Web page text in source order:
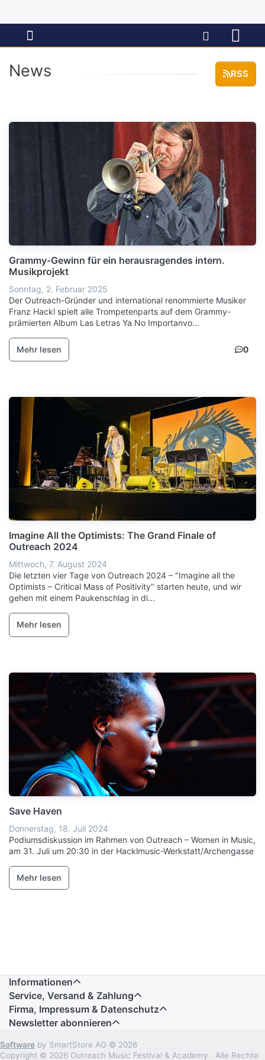
News RSS
Grammy-Gewinn für ein herausragendes intern.
Musikprojekt
Sonntag, 2. Februar 2025
Der Outreach-Gründer und international renommierte Musiker
Franz Hackl spielt alle Trompetenparts auf dem Grammy-
prämierten Album Las Letras Ya No Importanvo...
Mehr lesen 0
Imagine All the Optimists: The Grand Finale of
Outreach 2024
Mittwoch, 7. August 2024
Die letzten vier Tage von Outreach 2024 – "Imagine all the
Optimists – Critical Mass of Positivity" starten heute, und wir
gehen mit einem Paukenschlag in di...
Mehr lesen
Save Haven
Donnerstag, 18. Juli 2024
Podiumsdiskussion im Rahmen von Outreach – Women in Music,
am 31. Juli um 20:30 in der Hacklmusic-Werkstatt/Archengasse
Mehr lesen
Informationen
Service, Versand & Zahlung
Firma, Impressum & Datenschutz
Newsletter abonnieren
Software by SmartStore AG © 2026
Copyright © 2026 Outreach Music Festival & Academy . Alle Rechte